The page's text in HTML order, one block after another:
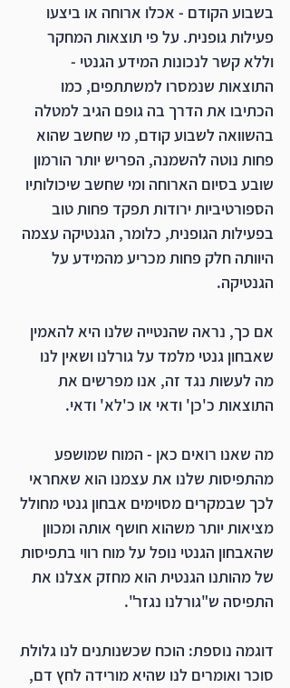
בשבוע הקודם - אכלו ארוחה או ביצעו
פעילות גופנית. על פי תוצאות המחקר
וללא קשר לנכונות המידע הגנטי -
התוצאות שנמסרו למשתתפים, כמו
הכתיבו את הדרך בה גופם הגיב למטלה
בהשוואה לשבוע קודם, מי שחשב שהוא
פחות נוטה להשמנה, הפריש יותר הורמון
שובע בסיום הארוחה ומי שחשב שיכולותיו
הספורטיביות ירודות תפקד פחות טוב
בפעילות הגופנית, כלומר, הגנטיקה עצמה
היוותה חלק פחות מכריע מהמידע על
הגנטיקה.
אם כך, נראה שהנטייה שלנו היא להאמין
שאבחון גנטי מלמד על גורלנו ושאין לנו
מה לעשות נגד זה, אנו מפרשים את
התוצאות כ'כן' ודאי או כ'לא' ודאי.
מה שאנו רואים כאן - המוח שמושפע
מהתפיסות שלנו את עצמנו הוא שאחראי
לכך שבמקרים מסוימים אבחון גנטי מחולל
מציאות יותר משהוא חושף אותה ומכוון
שהאבחון הגנטי נופל על מוח רווי בתפיסות
של מהותנו הגנטית הוא מחזק אצלנו את
התפיסה ש"גורלנו נגזר".
דוגמה נוספת: הוכח שכשנותנים לנו גלולת
סוכר ואומרים לנו שהיא מורידה לחץ דם,